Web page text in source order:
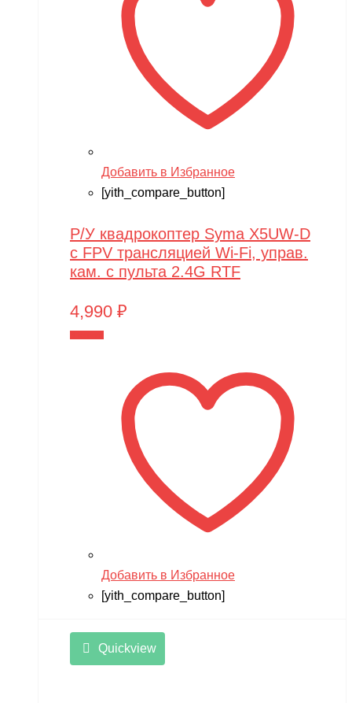
Добавить в Избранное
[yith_compare_button]
Р/У квадрокоптер Syma X5UW-D
с FPV трансляцией Wi-Fi, управ.
кам. с пульта 2.4G RTF
4,990 ₽
Добавить в Избранное
[yith_compare_button]
Quickview